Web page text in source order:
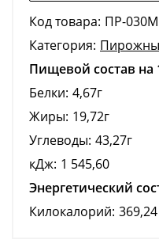
Код товара: ПР-030М
Категория:
Пищевой состав на
Белки: 4,67г
Жиры: 19,72г
Углеводы: 43,27г
кДж: 1 545,60
Энергетический
Килокалорий: 369,24